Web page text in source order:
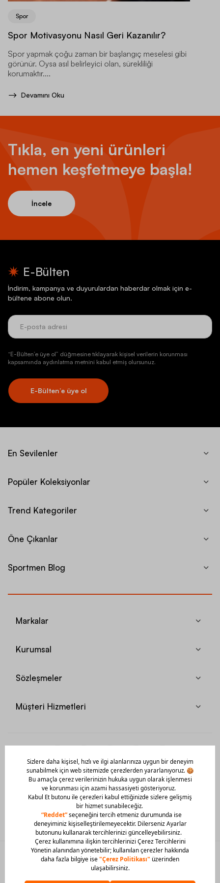
Spor
Spor Motivasyonu Nasıl Geri Kazanılır?
Spor yapmak çoğu zaman bir başlangıç meselesi gibi
görünür. Oysa asıl belirleyici olan, sürekliliği
korumaktır....
Devamını Oku
Tıkla, en yeni ürünleri
hemen keşfetmeye başla!
İncele
E-Bülten
İndirim, kampanya ve duyurulardan haberdar olmak için e-
bültene abone olun.
“E-Bülten’e üye ol” düğmesine tıklayarak kişisel verilerin korunması
kapsamında aydınlatma metnini kabul etmiş olursunuz.
E-Bülten’e üye ol
En Sevilenler
Popüler Koleksiyonlar
Trend Kategoriler
Öne Çıkanlar
Sportmen Blog
Markalar
Kurumsal
Sözleşmeler
Müşteri Hizmetleri
Mobil Uygulamamızı Hemen İndir!